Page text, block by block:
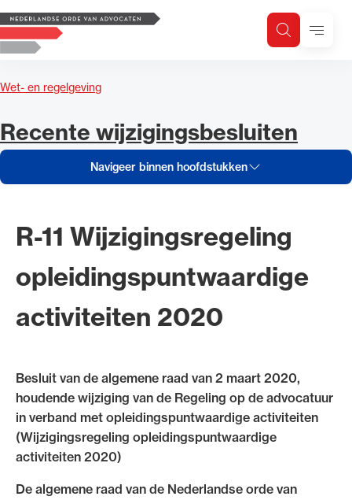
Logo, to the homepage
ZoekenMenu
Wet- en regelgeving
Navigeer binnen hoofdstukken
R-11 Wijzigingsregeling
opleidingspuntwaardige
activiteiten 2020
Besluit van de algemene raad van 2 maart 2020,
houdende wijziging van de Regeling op de advocatuur
in verband met opleidingspuntwaardige activiteiten
(Wijzigingsregeling opleidingspuntwaardige
activiteiten 2020)
De algemene raad van de Nederlandse orde van
Navigeer inhoud van
Recente wijzigingsbesluiten
Navigeer inhoud van Recente
Zoeken
Zoek op trefwoord
Uitgelicht